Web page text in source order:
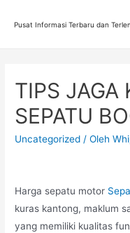
Pusat Informasi Terbaru dan
TIPS JAGA
SEPATU
Uncategorized / Oleh
Harga sepatu motor
kuras kantong, maklum
yang memiliki kualitas